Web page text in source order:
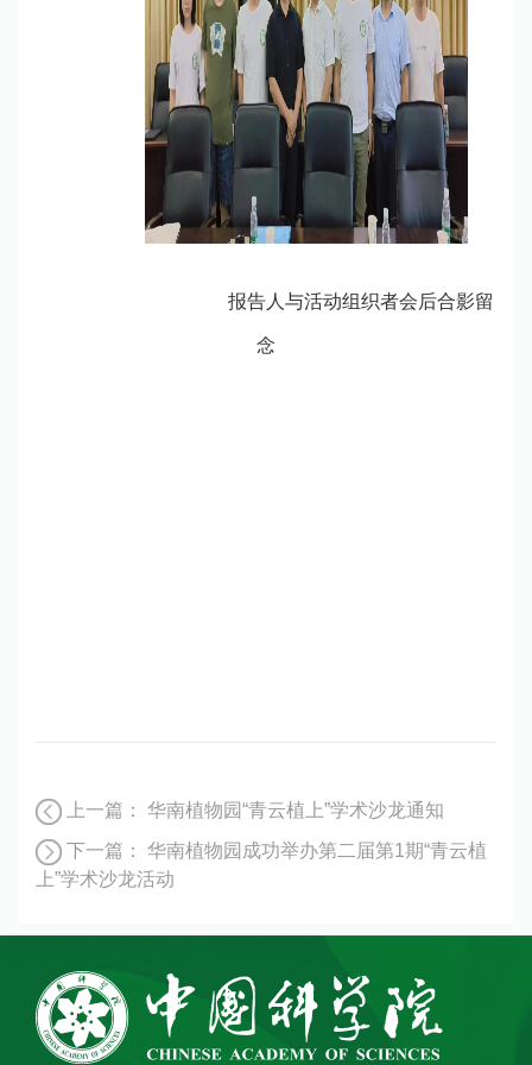
报告人与活动组织者会后合影留
念
上一篇：
华南植物园“青云植上”学术沙龙通知
下一篇：
华南植物园成功举办第二届第1期“青云植
上”学术沙龙活动